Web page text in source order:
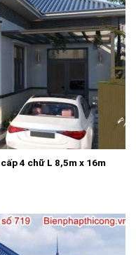
4 chữ L 8,5m x 16m